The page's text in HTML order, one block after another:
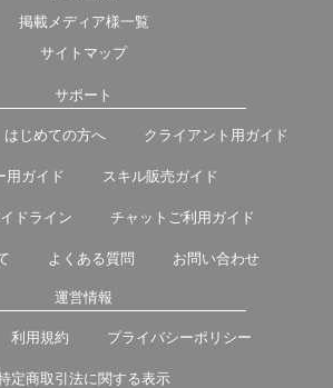
掲載メディア様一覧
サイトマップ
サポート
はじめての方へ クライアント用ガイド
用ガイド スキル販売ガイド
ドライン チャットご利用ガイド
よくある質問 お問い合わせ
運営情報
利用規約 プライバシーポリシー
定商取引法に関する表示